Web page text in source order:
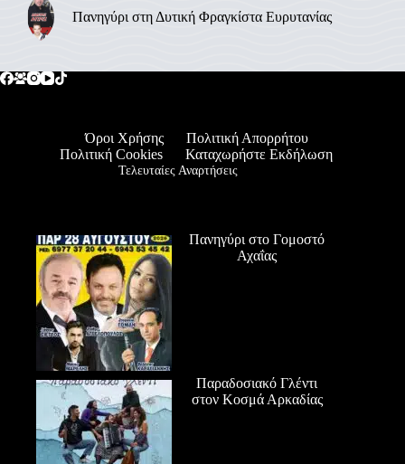
Πανηγύρι στη Δυτική Φραγκίστα Ευρυτανίας
Όροι Χρήσης
Πολιτική Απορρήτου
Πολιτική Cookies
Καταχωρήστε Εκδήλωση
Τελευταίες Αναρτήσεις
Πανηγύρι στο Γομοστό
Αχαΐας
Παραδοσιακό Γλέντι
στον Κοσμά Αρκαδίας